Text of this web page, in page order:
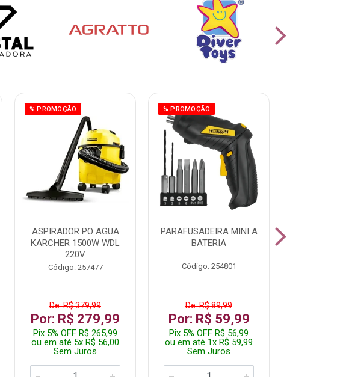
% PROMOÇÃO
ASPIRADOR PO AGUA
KARCHER 1500W WDL
220V
Código: 257477
De: R$ 379,99
Por: R$ 279,99
Pix 5% OFF R$ 265,99
ou em até 5x R$ 56,00
Sem Juros
% PROMOÇÃO
PARAFUSADEIRA MINI A
BATERIA
Código: 254801
De: R$ 89,99
Por: R$ 59,99
Pix 5% OFF R$ 56,99
ou em até 1x R$ 59,99
Sem Juros